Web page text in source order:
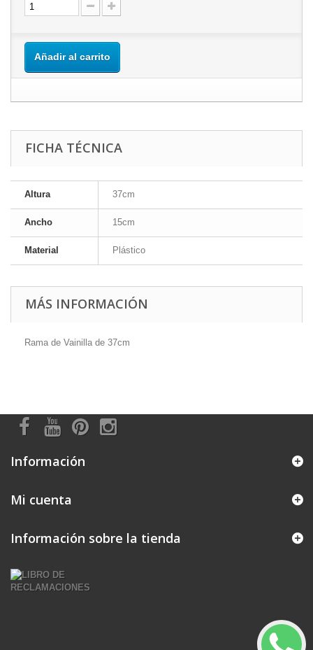
Añadir al carrito
FICHA TÉCNICA
Altura 37cm
Ancho 15cm
Material Plástico
MÁS INFORMACIÓN
Rama de Vainilla de 37cm
Información
Mi cuenta
Información sobre la tienda